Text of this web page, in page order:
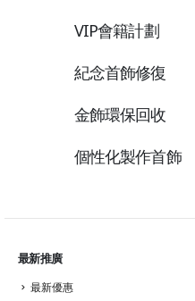
VIP會籍計劃
紀念首飾修復
金飾環保回收
個性化製作首飾
最新推廣
最新優惠